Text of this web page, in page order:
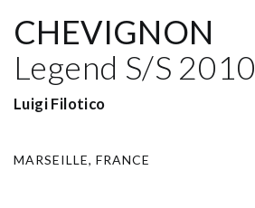
CHEVIGNON
Legend S/S 2010
Luigi Filotico
MARSEILLE, FRANCE